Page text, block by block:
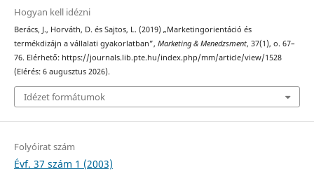
Hogyan kell idézni
Berács, J., Horváth, D. és Sajtos, L. (2019) „Marketingorientáció és
termékdizájn a vállalati gyakorlatban”, Marketing & Menedzsment, 37(1), o. 67–
76. Elérhető: https://journals.lib.pte.hu/index.php/mm/article/view/1528
(Elérés: 6 augusztus 2026).
Idézet formátumok
Folyóirat szám
Évf. 37 szám 1 (2003)